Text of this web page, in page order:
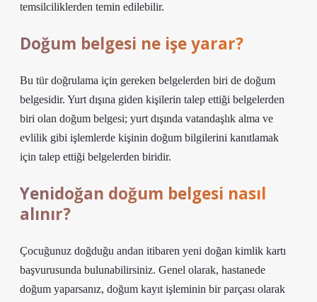
temsilciliklerden temin edilebilir.
Doğum belgesi ne işe yarar?
Bu tür doğrulama için gereken belgelerden biri de doğum
belgesidir. Yurt dışına giden kişilerin talep ettiği belgelerden
biri olan doğum belgesi; yurt dışında vatandaşlık alma ve
evlilik gibi işlemlerde kişinin doğum bilgilerini kanıtlamak
için talep ettiği belgelerden biridir.
Yenidoğan doğum belgesi nasıl
alınır?
Çocuğunuz doğduğu andan itibaren yeni doğan kimlik kartı
başvurusunda bulunabilirsiniz. Genel olarak, hastanede
doğum yaparsanız, doğum kayıt işleminin bir parçası olarak